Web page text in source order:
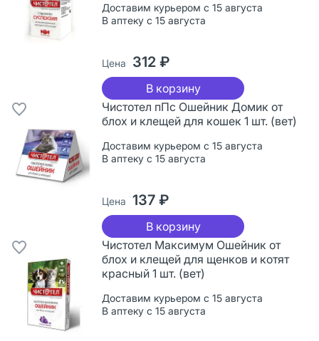
Доставим курьером с 15 августа
В аптеку с 15 августа
Цена 312 ₽
В корзину
Чистотел пПс Ошейник Домик от
блох и клещей для кошек 1 шт. (вет)
Доставим курьером с 15 августа
В аптеку с 15 августа
Цена 137 ₽
В корзину
Чистотел Максимум Ошейник от
блох и клещей для щенков и котят
красный 1 шт. (вет)
Доставим курьером с 15 августа
В аптеку с 15 августа